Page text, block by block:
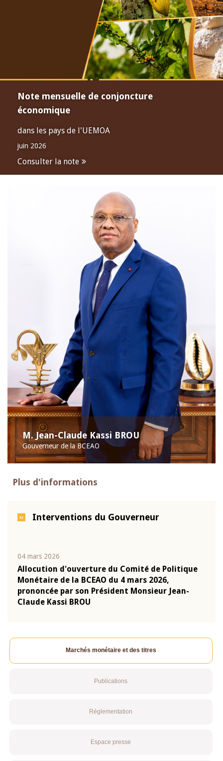
Note mensuelle de conjoncture
économique
dans les pays de l'UEMOA
juin 2026
Consulter la note
M. Jean-Claude Kassi BROU
Gouverneur de la BCEAO
Plus d'informations
Interventions du Gouverneur
04 mars 2026
Allocution d'ouverture du Comité de Politique
Monétaire de la BCEAO du 4 mars 2026,
prononcée par son Président Monsieur Jean-
Claude Kassi BROU
Marchés monétaire et des titres
Publications
Réglementation
Espace presse